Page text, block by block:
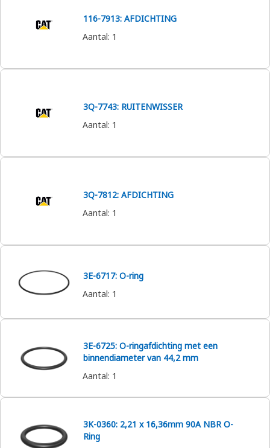
116-7913: AFDICHTING
Aantal: 1
3Q-7743: RUITENWISSER
Aantal: 1
3Q-7812: AFDICHTING
Aantal: 1
3E-6717: O-ring
Aantal: 1
3E-6725: O-ringafdichting met een
binnendiameter van 44,2 mm
Aantal: 1
3K-0360: 2,21 x 16,36mm 90A NBR O-
Ring